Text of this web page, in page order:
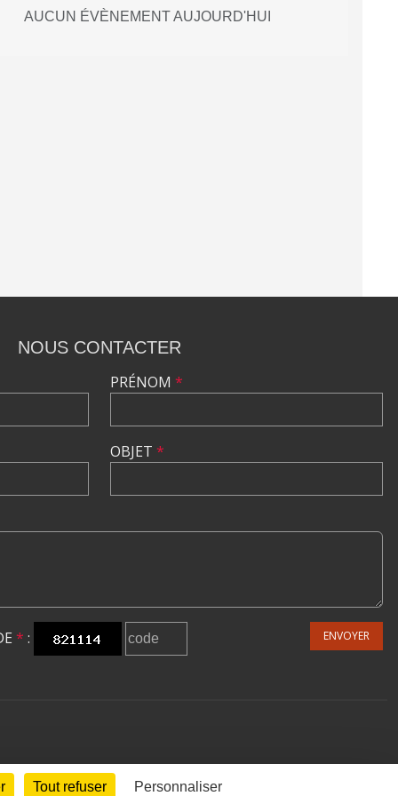
AUCUN ÉVÈNEMENT AUJOURD'HUI
NOUS CONTACTER
PRÉNOM *
OBJET *
* : ENVOYER
Tout refuser Personnaliser